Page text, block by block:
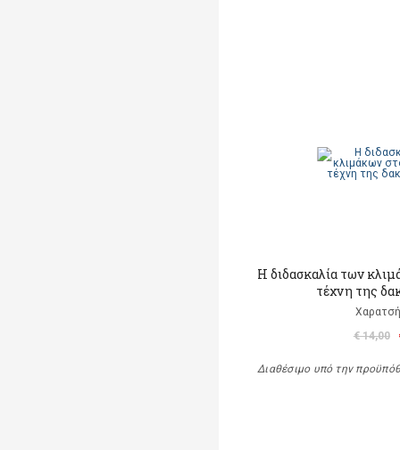
Η διδασκαλία των
τέχνη της
€ 14,00
Διαθέσιμο υπό την